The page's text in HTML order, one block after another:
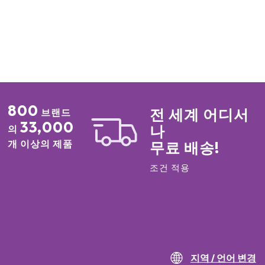
800 브랜드
의 33,000
개 이상의 제품
전 세계 어디서
나
무료 배송!
조건 적용
지역 / 언어 변경